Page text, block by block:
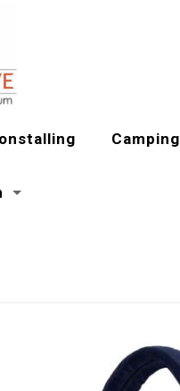
Camping